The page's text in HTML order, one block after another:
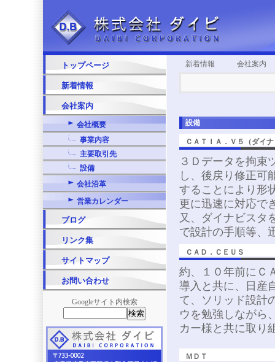
トップページ
新着情報
会社案内
会社概要
事業内容
主要取引先
設備
会社沿革
営業カレンダー
ブログ
リンク集
サイトマップ
お問い合わせ
Googleサイト内検索
新着情報 会社案内
設備
ＣＡＴＩＡ．Ｖ５（ダイ
３Ｄデータを拘束
し、後戻り修正可
することにより形
更に迅速に対応で
又、ダイナビスタ
で設計の手順等、
ＣＡＤ．ＣＥＵＳ
約、１０年前に
導入と共に、日産
て、ソリッド設計
ウを勉強しながら
カー様と共に取り
ＭＤＴ